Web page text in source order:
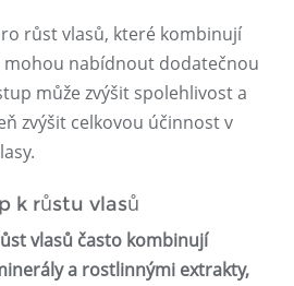
růst vlasů, které kombinují
mohou nabídnout dodatečnou
může zvýšit spolehlivost a
zvýšit celkovou účinnost v
k růstu vlasů
vlasů často kombinují
a rostlinnými extrakty,